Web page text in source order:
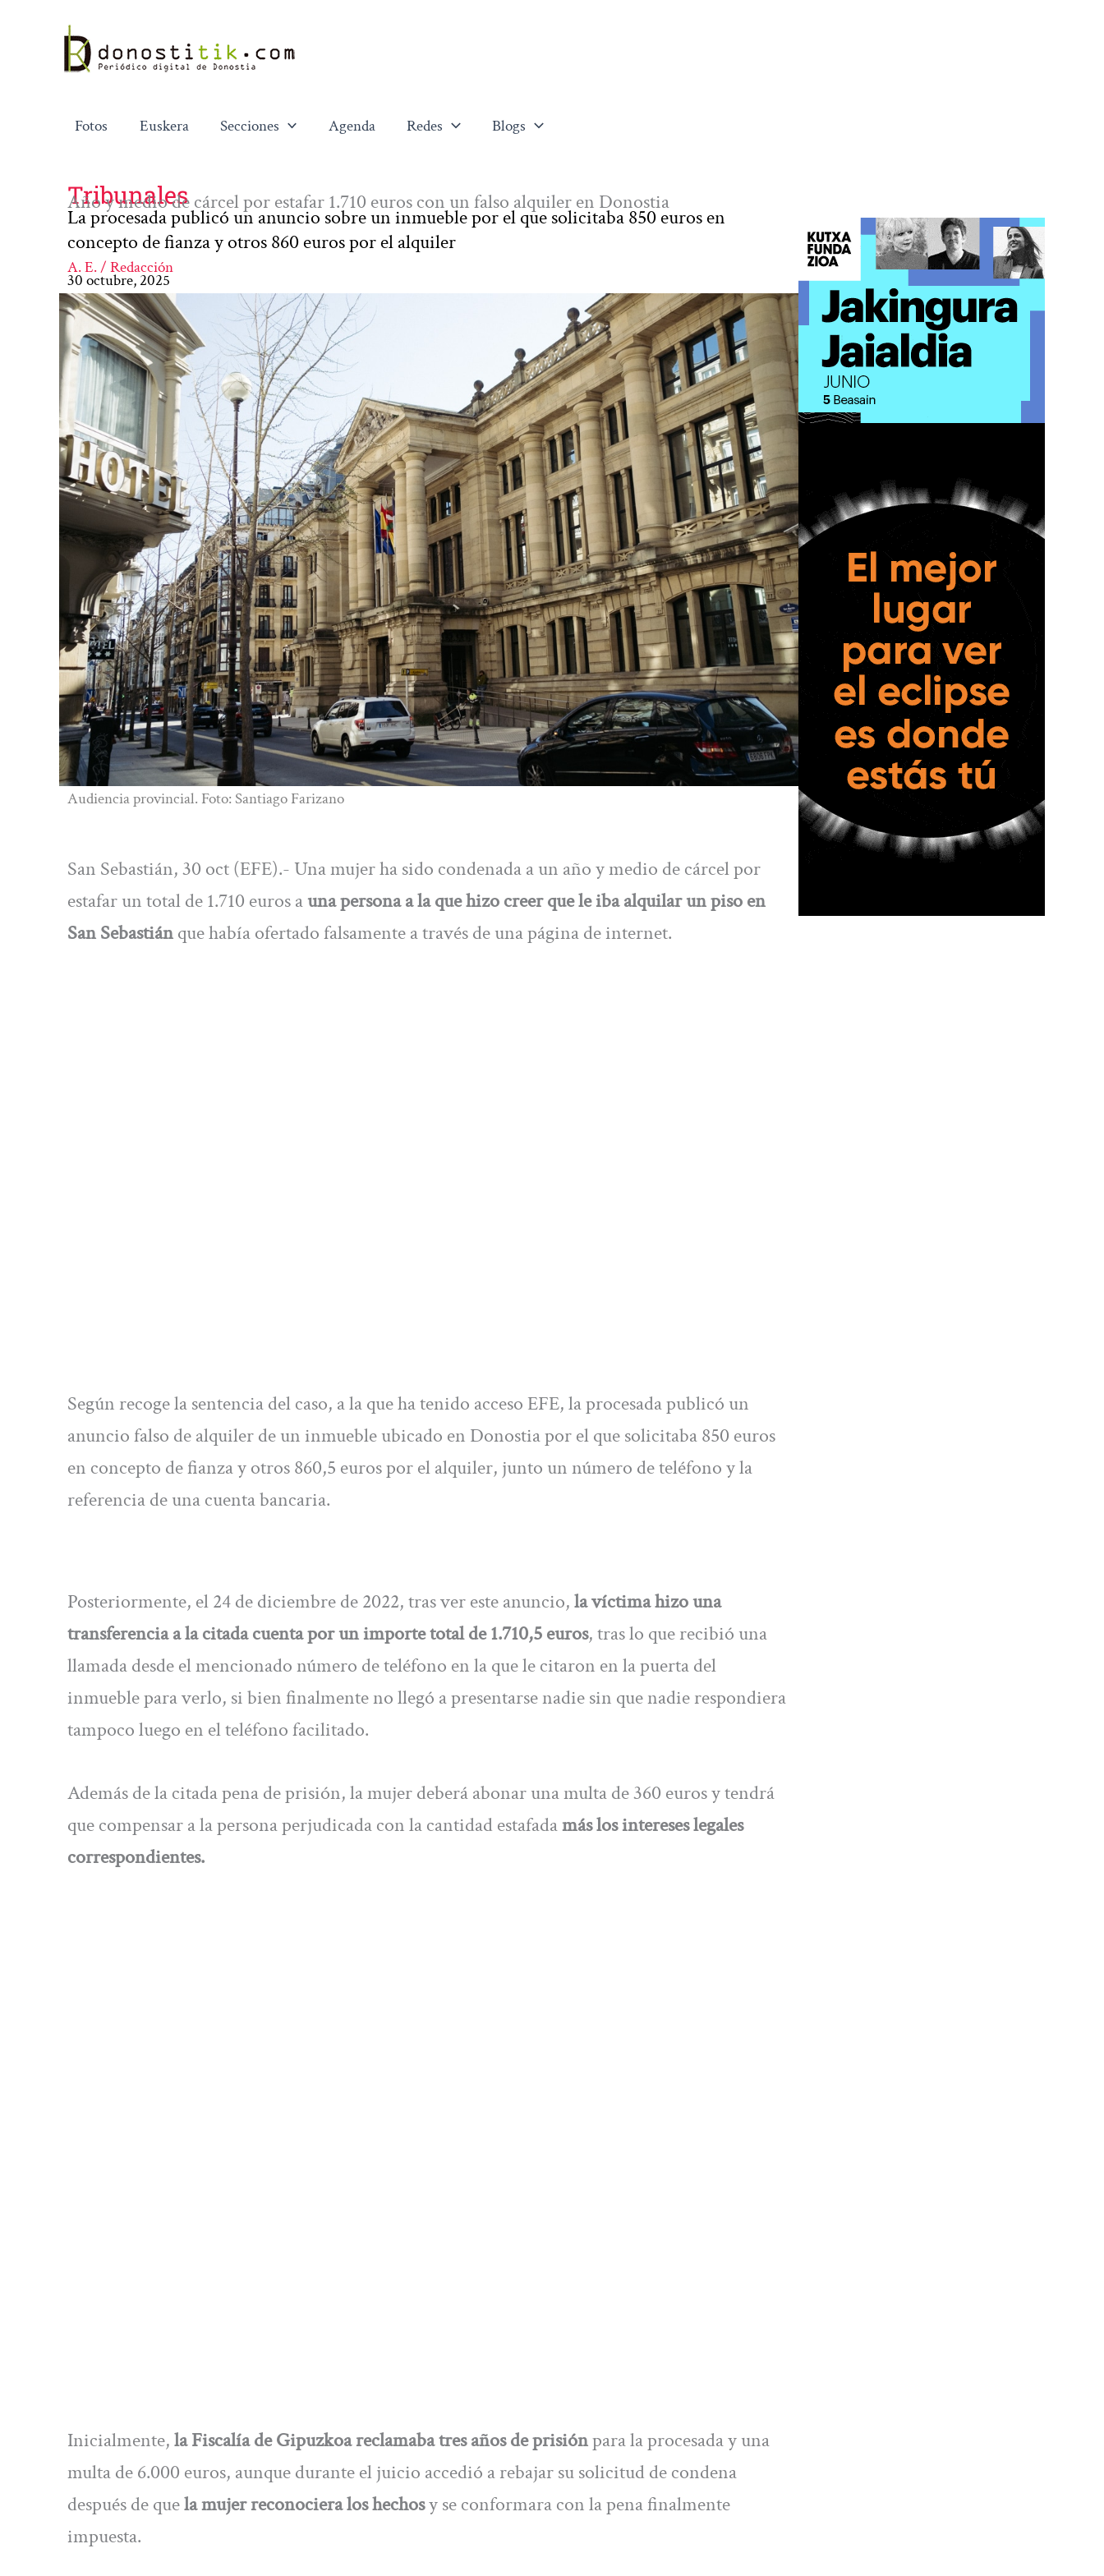
contenido
Fotos Euskera Secciones Agenda Redes Blogs
Tribunales
Año y medio de cárcel por estafar 1.710 euros con un falso alquiler en Donostia
La procesada publicó un anuncio sobre un inmueble por el que solicitaba 850 euros en
concepto de fianza y otros 860 euros por el alquiler
A. E. / Redacción
30 octubre, 2025
Audiencia provincial. Foto: Santiago Farizano
San Sebastián, 30 oct (EFE).- Una mujer ha sido condenada a un año y medio de cárcel por
estafar un total de 1.710 euros auna persona a la que hizo creer que le iba alquilar un piso en
San Sebastiánque había ofertado falsamente a través de una página de internet.
Según recoge la sentencia del caso, a la que ha tenido acceso EFE, la procesada publicó un
anuncio falso de alquiler de un inmueble ubicado en Donostia por el que solicitaba 850 euros
en concepto de fianza y otros 860,5 euros por el alquiler, junto un número de teléfono y la
referencia de una cuenta bancaria.
Posteriormente, el 24 de diciembre de 2022, tras ver este anuncio,la víctima hizo una
transferencia a la citada cuenta por un importe total de 1.710,5 euros, tras lo que recibió una
llamada desde el mencionado número de teléfono en la que le citaron en la puerta del
inmueble para verlo, si bien finalmente no llegó a presentarse nadie sin que nadie respondiera
tampoco luego en el teléfono facilitado.
Además de la citada pena de prisión, la mujer deberá abonar una multa de 360 euros y tendrá
que compensar a la persona perjudicada con la cantidad estafadamás los intereses legales
correspondientes.
Inicialmente,la Fiscalía de Gipuzkoa reclamaba tres años de prisiónpara la procesada y una
multa de 6.000 euros, aunque durante el juicio accedió a rebajar su solicitud de condena
después de quela mujer reconociera los hechosy se conformara con la pena finalmente
impuesta.